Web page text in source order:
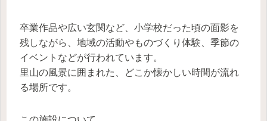
卒業作品や広い玄関など、小学校だった頃の面影を
残しながら、地域の活動やものづくり体験、季節の
イベントなどが行われています。
里山の風景に囲まれた、どこか懐かしい時間が流れ
る場所です。